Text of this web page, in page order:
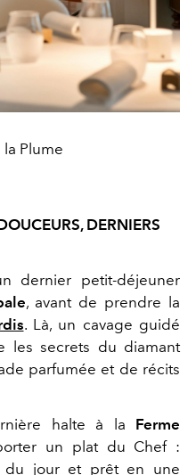
Plume
DERNIERS
dernier petit-déjeuner
, avant de prendre la
. Là, un cavage guidé
les secrets du diamant
parfumée et de récits
halte à la
Ferme
un plat du Chef :
du jour et prêt en une